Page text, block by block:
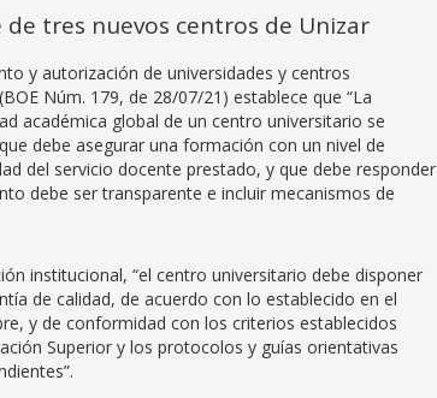
tres nuevos centros de Unizar
y autorización de universidades y centros
Núm. 179, de 28/07/21) establece que “La
académica global de un centro universitario se
debe asegurar una formación con un nivel de
del servicio docente prestado, y que debe responder
debe ser transparente e incluir mecanismos de
institucional, “el centro universitario debe disponer
de calidad, de acuerdo con lo establecido en el
y de conformidad con los criterios establecidos
Superior y los protocolos y guías orientativas